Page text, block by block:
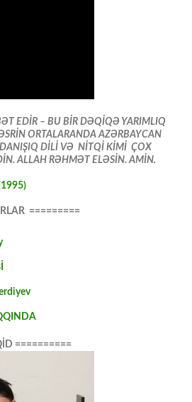
EDİR – BU BİR DƏQİQƏ YARIMLIQ
ORTALARANDA AZƏRBAYCAN
DİLİ VƏ NİTQİ KİMİ ÇOX
ALLAH RƏHMƏT ELƏSİN. AMİN.
=========
==========